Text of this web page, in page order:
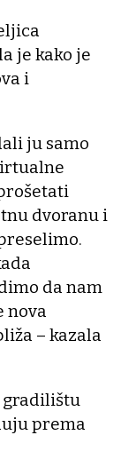
je kako je
i
ju samo
dvoranu i
da nam
nova
– kazala
gradilištu
prema